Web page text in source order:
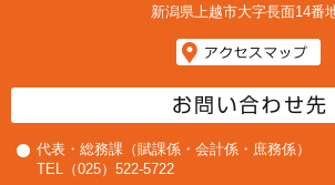
新潟県上越市大字長面14番
代表・総務課（賦課係・会計係・庶務係）
TEL（025）522-5722